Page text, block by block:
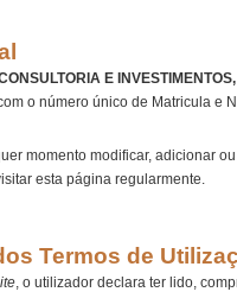
E
o número único de Matricula e
momento modificar, adicionar
esta página regularmente.
Termos de
, o utilizador declara ter lido,